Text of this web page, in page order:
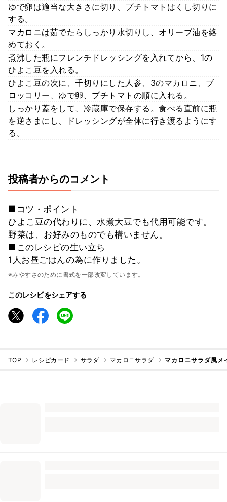
ゆで卵は適当な大きさに切り、プチトマトはくし切りに
する。
マカロニは茹でたらしっかり水切りし、オリーブ油を絡
めておく。
煮沸した瓶にフレンチドレッシングを入れてから、1の
ひよこ豆を入れる。
ひよこ豆の次に、千切りにした人参、3のマカロニ、ブ
ロッコリー、ゆで卵、プチトマトの順に入れる。
しっかり蓋をして、冷蔵庫で保存する。食べる直前に瓶
を逆さまにし、ドレッシングが全体に行き渡るようにす
る。
投稿者からのコメント
■コツ・ポイント
ひよこ豆の代わりに、水煮大豆でも代用可能です。
野菜は、お好みのものでも構いません。
■このレシピの生い立ち
1人お昼ごはんの為に作りました。
※みやすさのために書式を一部改変しています。
このレシピをシェアする
TOP レシピカード サラダ マカロニサラダ マカロニサラダ風メ